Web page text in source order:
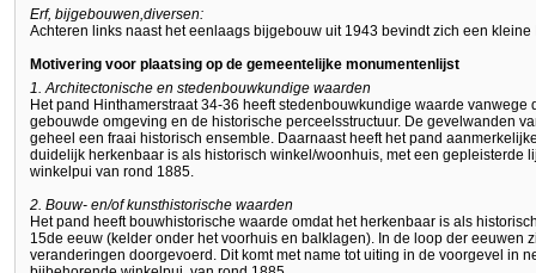
Erf, bijgebouwen,diversen:
Achteren links naast het eenlaags bijgebouw uit 1943 bevindt zich een
Motivering voor plaatsing op de gemeentelijke monumentenlijst
1. Architectonische en stedenbouwkundige waarden
Het pand Hinthamerstraat 34-36 heeft stedenbouwkundige waarde vanwege
gebouwde omgeving en de historische perceelsstructuur. De gevelwanden
geheel een fraai historisch ensemble. Daarnaast heeft het pand
duidelijk herkenbaar is als historisch winkel/woonhuis, met een gepleisterde
winkelpui van rond 1885.
2. Bouw- en/of kunsthistorische waarden
Het pand heeft bouwhistorische waarde omdat het herkenbaar is als
15de eeuw (kelder onder het voorhuis en balklagen). In de loop der eeuwen
veranderingen doorgevoerd. Dit komt met name tot uiting in de voorgevel in